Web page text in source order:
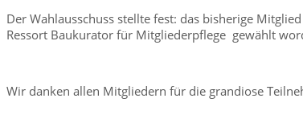
Der Wahlausschuss stellte fest: das bisherige
Ressort Baukurator für Mitgliederpflege gewählt
Wir danken allen Mitgliedern für die grandiose